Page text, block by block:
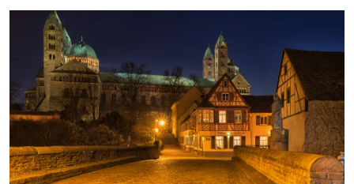
Facebook
Messenger
X
WhatsApp
### beschreibung_headline_default
does not exist in object type Ausflug
###